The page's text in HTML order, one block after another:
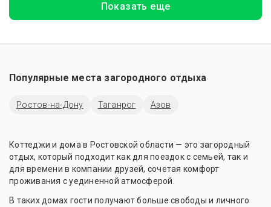
Показать еще
Популярные места загородного отдыха
Ростов-на-Дону Таганрог Азов
Коттеджи и дома в Ростовской области — это загородный
отдых, который подходит как для поездок с семьей, так и
для времени в компании друзей, сочетая комфорт
проживания с уединенной атмосферой.
В таких домах гости получают больше свободы и личного